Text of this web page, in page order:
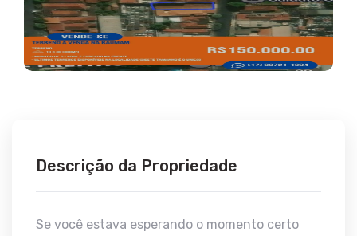
Descrição da Propriedade
Se você estava esperando o momento certo